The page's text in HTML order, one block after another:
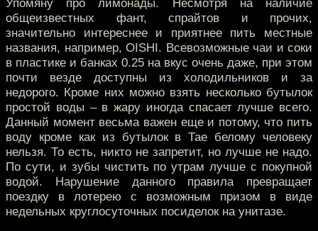
Упомяну про лимонады. Несмотря на наличие
общеизвестных фант, спрайтов и прочих,
значительно интереснее и приятнее пить местные
названия, например, OISHI. Всевозможные чаи и соки
в пластике и банках 0.25 на вкус очень даже, при этом
почти везде доступны из холодильников и за
недорого. Кроме них можно взять несколько бутылок
простой воды – в жару иногда спасает лучше всего.
Данный момент весьма важен еще и потому, что пить
воду кроме как из бутылок в Тае белому человеку
нельзя. То есть, никто не запретит, но лучше не надо.
По сути, и зубы чистить по утрам лучше с покупной
водой. Нарушение данного правила превращает
поездку в лотерею с возможным призом в виде
недельных круглосуточных посиделок на унитазе.